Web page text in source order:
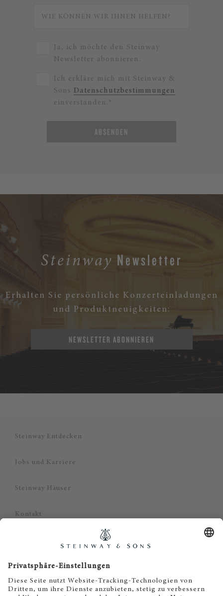
Ja, ich möchte den Steinway
Newsletter abonnieren.
Ich erkläre mich mit Steinway &
Sons Datenschutzbestimmungen
einverstanden.*
ABSENDEN
Steinway Newsletter
Erhalten Sie persönliche Konzerteinladungen
und Produktneuigkeiten:
NEWSLETTER ABONNIEREN
Steinway Entdecken
Jobs und Karriere
Steinway Häuser
Kontakt
Impressum
Haftungsausschluss